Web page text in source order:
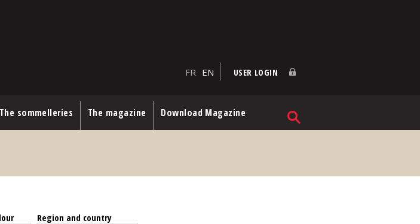
FR EN USER LOGIN
The sommelleries The magazine Download Magazine
Region and country